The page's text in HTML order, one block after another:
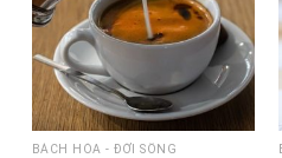
BÁCH HÓA - ĐỜI SỐNG